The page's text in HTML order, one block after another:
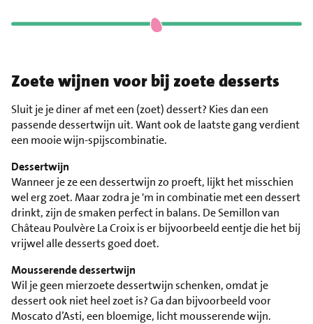
Zoete wijnen voor bij zoete desserts
Sluit je je diner af met een (zoet) dessert? Kies dan een
passende dessertwijn uit. Want ook de laatste gang verdient
een mooie wijn-spijscombinatie.
Dessertwijn
Wanneer je ze een dessertwijn zo proeft, lijkt het misschien
wel erg zoet. Maar zodra je 'm in combinatie met een dessert
drinkt, zijn de smaken perfect in balans. De Semillon van
Château Poulvère La Croix is er bijvoorbeeld eentje die het bij
vrijwel alle desserts goed doet.
Mousserende dessertwijn
Wil je geen mierzoete dessertwijn schenken, omdat je
dessert ook niet heel zoet is? Ga dan bijvoorbeeld voor
Moscato d’Asti, een bloemige, licht mousserende wijn.